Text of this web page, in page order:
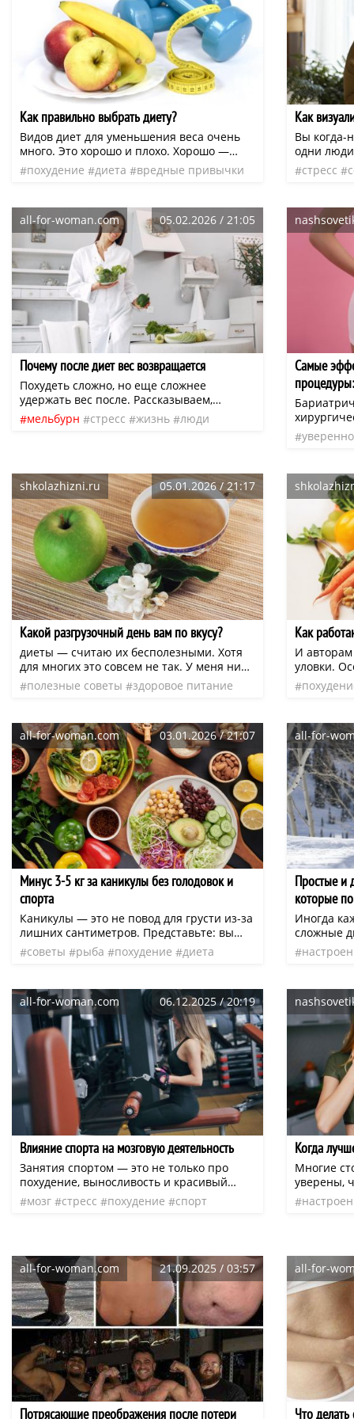
Как правильно выбрать диету?
Видов диет для уменьшения веса очень
много. Это хорошо и плохо. Хорошо —
потому что, если не торопиться, всегда
можно найти вариант для себя.
похудение диета
вредные привычки
Как
Вы когда-
одни люди
другие
кроется
заходит о
Конечно,
ускорить
более
стресс
all-for-woman.com 05.02.2026 / 21:05
Почему после диет вес возвращается
Похудеть сложно, но еще сложнее
удержать вес после. Рассказываем,
почему так часто после диет цифры на
весах снова увеличиваются. Почти у
килограммов и ощущение, что все
наконец получилось.
мельбурн стресс жизнь
люди
Самые
которые
когда
только
риск
как
метода
целей
shkolazhizni.ru 05.01.2026 / 21:17
Какой разгрузочный день вам по вкусу?
диеты — считаю их бесполезными. Хотя
для многих это совсем не так. У меня ни
разу не получилось выдержать хоть одну
из них.
полезные советы
здоровое питание
Как
И
уловки.
Начнем с
all-for-woman.com 03.01.2026 / 21:07
Минус 3-5 кг за каникулы без голодовок и
спорта
Каникулы — это не повод для грусти из-за
лишних сантиметров. Представьте: вы
наслаждаетесь оливье, шампанским и
мандаринами, а тело тем временем
это реальный ленивый протокол, который
работает без диет и фитнеса.
советы рыба похудение
диета
all-for-
Простые и
которые
Иногда
сложные
терять
возраста
all-for-woman.com 06.12.2025 / 20:19
Влияние спорта на мозговую деятельность
Занятия спортом — это не только про
похудение, выносливость и красивый
мышечный рельеф. Любая тренировка
способна прокачать не только плечи,
и другие функции от физической
активности.
мозг стресс похудение
спорт
Когда
Многие
уверены,
в первой
избегать
персики,
других
период
вопрос
желание
девять
вот можно
all-for-woman.com
21.09.2025 / 03:57
Потрясающие преображения после потери
all-for-
Что